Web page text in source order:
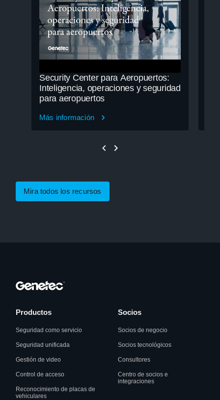
Security Center para Aeropuertos:
Inteligencia, operaciones y seguridad
para aeropuertos
Más información
Mira todos los recursos
Productos
Seguridad como servicio
Seguridad unificada
Gestión de video
Control de acceso
Reconocimiento de placas de
vehiculares
Socios
Socios de negocio
Socios tecnológicos
Consultores
Centro de socios e
integraciones